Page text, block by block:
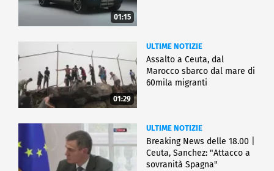
01:15
01:29
ULTIME NOTIZIE
Assalto a Ceuta, dal
Marocco sbarco dal mare di
60mila migranti
ULTIME NOTIZIE
Breaking News delle 18.00 |
Ceuta, Sanchez: "Attacco a
sovranità Spagna"